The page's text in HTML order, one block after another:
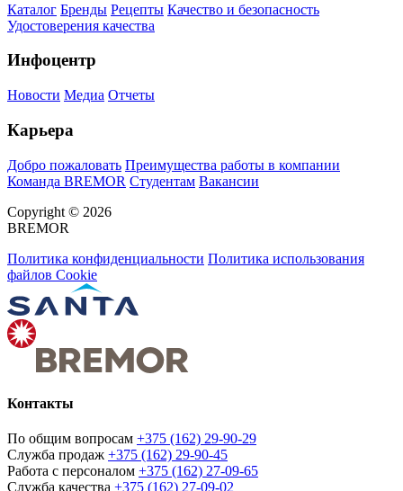
Каталог Бренды Рецепты Качество и безопасность
Удостоверения качества
Инфоцентр
Новости Медиа Отчеты
Карьера
Добро пожаловать Преимущества работы в компании
Команда BREMOR Студентам Вакансии
Copyright © 2026
BREMOR
Политика конфиденциальности Политика использования
файлов Cookie
Контакты
По общим вопросам +375 (162) 29-90-29
Служба продаж +375 (162) 29-90-45
Работа с персоналом +375 (162) 27-09-65
Служба качества +375 (162) 27-09-02